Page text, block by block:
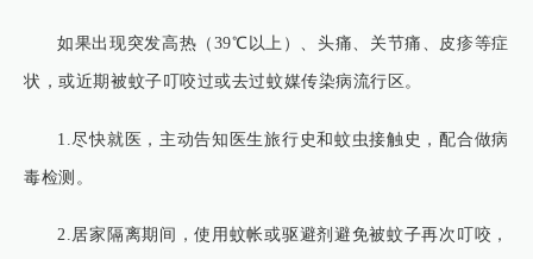
如果出现突发高热（39℃以上）、头痛、关节痛、皮疹等症
状，或近期被蚊子叮咬过或去过蚊媒传染病流行区。
1.尽快就医，主动告知医生旅行史和蚊虫接触史，配合做病
毒检测。
2.居家隔离期间，使用蚊帐或驱避剂避免被蚊子再次叮咬，